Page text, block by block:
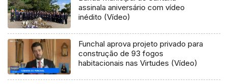
assinala aniversário com vídeo
inédito (Vídeo)
Funchal aprova projeto privado para
construção de 93 fogos
habitacionais nas Virtudes (Vídeo)